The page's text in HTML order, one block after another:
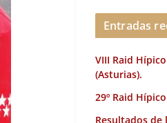
Entradas
VIII Raid
(Asturias).
29º Raid
Resultados de